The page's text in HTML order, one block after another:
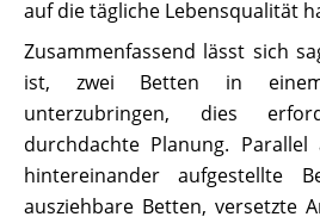
auf die tägliche Lebensqualität
Zusammenfassend lässt sich
ist, zwei Betten in
unterzubringen, dies
durchdachte Planung. Parallel
hintereinander aufgestellte
ausziehbare Betten, versetzte